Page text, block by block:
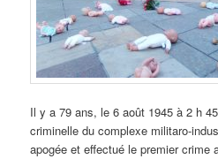
Il y a 79 ans, le 6 août 1945 à 2 h
criminelle du complexe militaro-
apogée et effectué le premier crime